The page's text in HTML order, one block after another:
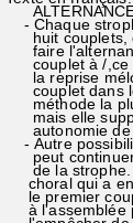
- Chaque
huit couplets,
faire
couplet à /,ce
la reprise
couplet dans
méthode la
mais elle
autonomie de
- Autre
peut continuer
de la strophe.
choral qui a
le premier
à l'assemblée